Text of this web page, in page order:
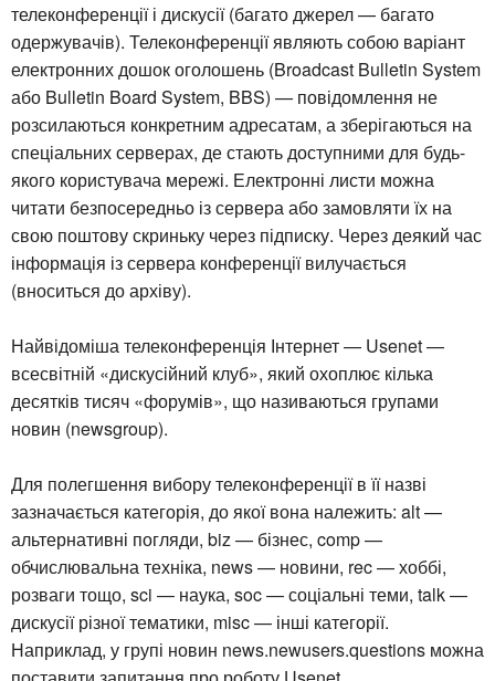
телеконференції і дискусії (багато джерел — багато
одержувачів). Телеконференції являють собою варіант
електронних дошок оголошень (Broadcast Bulletin System
або Bulletin Board System, BBS) — повідомлення не
розсилаються конкретним адресатам, а зберігаються на
спеціальних серверах, де стають доступними для будь-
якого користувача мережі. Електронні листи можна
читати безпосередньо із сервера або замовляти їх на
свою поштову скриньку через підписку. Через деякий час
інформація із сервера конференції вилучається
(вноситься до архіву).
Найвідоміша телеконференція Інтернет — Usenet —
всесвітній «дискусійний клуб», який охоплює кілька
десятків тисяч «форумів», що називаються групами
новин (newsgroup).
Для полегшення вибору телеконференції в її назві
зазначається категорія, до якої вона належить: alt —
альтернативні погляди, biz — бізнес, comp —
обчислювальна техніка, news — новини, rec — хоббі,
розваги тощо, sci — наука, soc — соціальні теми, talk —
дискусії різної тематики, misc — інші категорії.
Наприклад, у групі новин news.newusers.questions можна